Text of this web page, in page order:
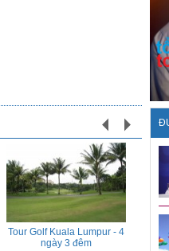
Tour Golf Kuala Lumpur - 4
ngày 3 đêm
Tour
Vietnam Idol 2013 bắt đầu
tuyển sinh
Báo giá bán bóng bay sự kiện
tại Hưng Yên, cho thuê khinh
khí cầu tại Hưng Yên